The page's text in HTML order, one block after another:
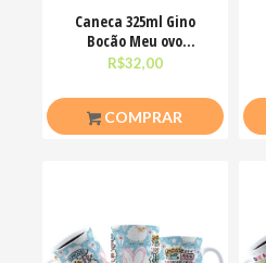
Caneca 325ml Gino
Bocão Meu ovo
Engraçadas Meme
R$32,00
COMPRAR